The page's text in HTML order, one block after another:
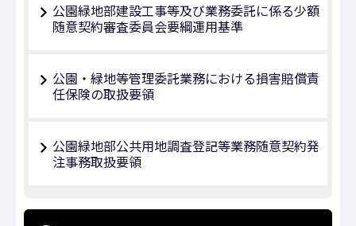
公園緑地部建設工事等及び業務委託に係る少額
随意契約審査委員会要綱運用基準
公園・緑地等管理委託業務における損害賠償責
任保険の取扱要領
公園緑地部公共用地調査登記等業務随意契約発
注事務取扱要領